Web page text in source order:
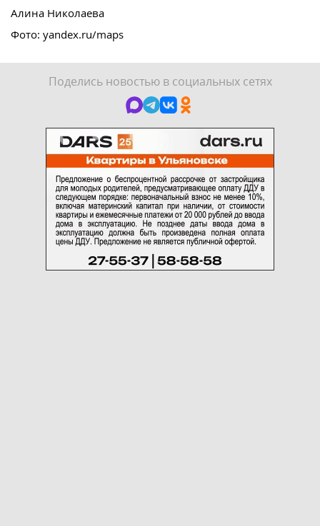
Алина Николаева
Фото: yandex.ru/maps
Поделись новостью в социальных сетях